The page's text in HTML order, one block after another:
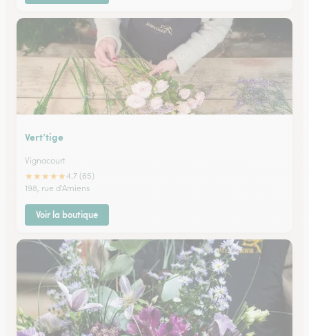
Vert’tige
Vignacourt
★★★★★4.7 (65)
198, rue d'Amiens
Voir la boutique